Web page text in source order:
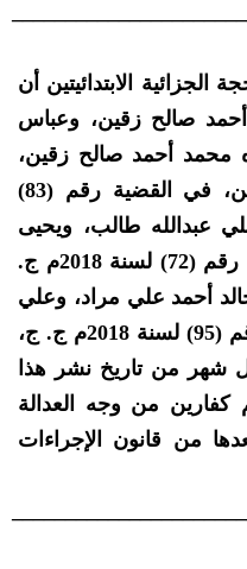
الابتدائيتين أن
أحمد صالح زقين، وعباس
محمد أحمد صالح زقين،
ومحمد محمد أحمد صالح زقين، في القضية رقم (83)
علي عبدالله طالب، ويحيى
علي عبدالله طالب في القضية رقم (72) لسنة 2018م ج.
أحمد علي مراد، وعلي
حسن علي مراد في القضية رقم (95) لسنة 2018م ج. ج،
شهر من تاريخ نشر هذا
كفارين من وجه العدالة
(285) وما بعدها من قانون الإجراءات